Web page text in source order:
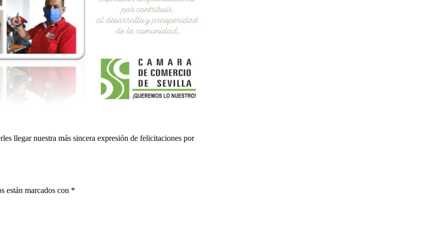
llegar nuestra más sincera expresión de felicitaciones por
están marcados con *